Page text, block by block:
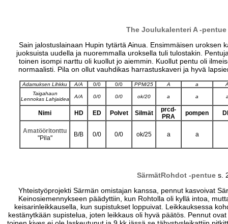
The Joulukalenteri A -pentue
Sain jalostuslainaan Hupin tytärtä Ainua. Ensimmäisen uroksen
juoksuista uudella ja nuoremmalla uroksella tuli tulostakin.
toinen isompi narttu oli kuollut jo aiemmin. Kuollut pentu oli
normaalisti. Pila on ollut vauhdikas harrastuskaveri ja hyvä
Adamuksen Lihkku A/A 0/0 0/0 PPM/25 A a
Taigahaun
Lennokas Lahjaidea
A/A 0/0 0/0 ok/20 a a
Nimi HD ED Polvet Silmät
prcd-
PRA
pompen
Amatööritonttu
"Pila"
B/B 0/0 0/0 ok/25 a a
SärmätRohdot -pentue s.
Yhteistyöprojekti Särmän omistajan kanssa, pennut kasvoivat
Keinosiemennykseen päädyttiin, kun Rohtolla oli kyllä intoa,
keisarinleikkausella, kun supistukset loppuivat. Leikkauksessa
kestänytkään supistelua, joten leikkaus oli hyvä päätös. Pennut